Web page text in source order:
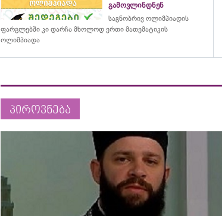
გამოვლინდნენ
საგნობრივ ოლიმპიადის
ფარგლებში კი დარჩა მხოლოდ ერთი მათემატიკის
ოლიმპიადა
პიროვნება